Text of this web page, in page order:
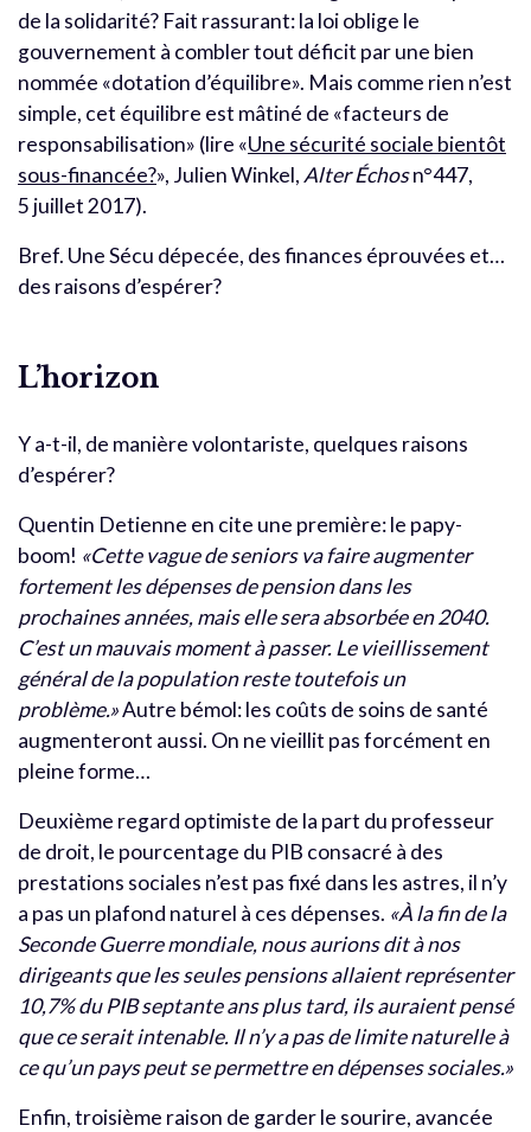
de la solidarité? Fait rassurant: la loi oblige le
gouvernement à combler tout déficit par une bien
nommée «dotation d’équilibre». Mais comme rien n’est
simple, cet équilibre est mâtiné de «facteurs de
responsabilisation» (lire «Une sécurité sociale bientôt
sous-financée?», Julien Winkel,Alter Échosn°447,
5 juillet 2017).
Bref. Une Sécu dépecée, des finances éprouvées et…
des raisons d’espérer?
L’horizon
Y a-t-il, de manière volontariste, quelques raisons
d’espérer?
Quentin Detienne en cite une première: le papy-
boom! «Cette vague de seniors va faire augmenter
fortement les dépenses de pension dans les
prochaines années, mais elle sera absorbée en 2040.
C’est un mauvais moment à passer. Le vieillissement
général de la population reste toutefois un
problème.»Autre bémol: les coûts de soins de santé
augmenteront aussi. On ne vieillit pas forcément en
pleine forme…
Deuxième regard optimiste de la part du professeur
de droit, le pourcentage du PIB consacré à des
prestations sociales n’est pas fixé dans les astres, il n’y
a pas un plafond naturel à ces dépenses. «À la fin de la
Seconde Guerre mondiale, nous aurions dit à nos
dirigeants que les seules pensions allaient représenter
10,7% du PIB septante ans plus tard, ils auraient pensé
que ce serait intenable. Il n’y a pas de limite naturelle à
ce qu’un pays peut se permettre en dépenses sociales.»
Enfin, troisième raison de garder le sourire, avancée